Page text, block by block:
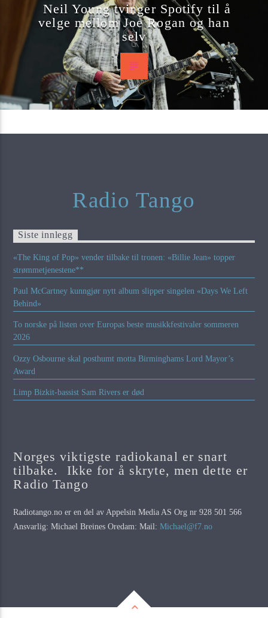
Neil Young tvinger Spotify til å
velge mellom Joe Rogan og han
selv
Radio Tango
Siste innlegg
«The King of Pop» vender tilbake til tronen: «Billie Jean» topper
strømmetjenestene**
Paul McCartney kunngjør nytt album slipper singelen «Days We Left
Behind»
To norske på listen over Europas beste musikkfestivaler sommeren
2026
Ozzy Osbourne skal posthumt motta Birminghams Lord Mayor’s
Award
Limp Bizkit-bassist Sam Rivers er død
Norges viktigste radiokanal er snart
tilbake. Ikke for å skryte, men dette er
Radio Tango
Radiotango.no er en del av Appelsin Media AS Org nr 928 501 566
Ansvarlig: Michael Breines Oredam: Mail:Michael@f7.no